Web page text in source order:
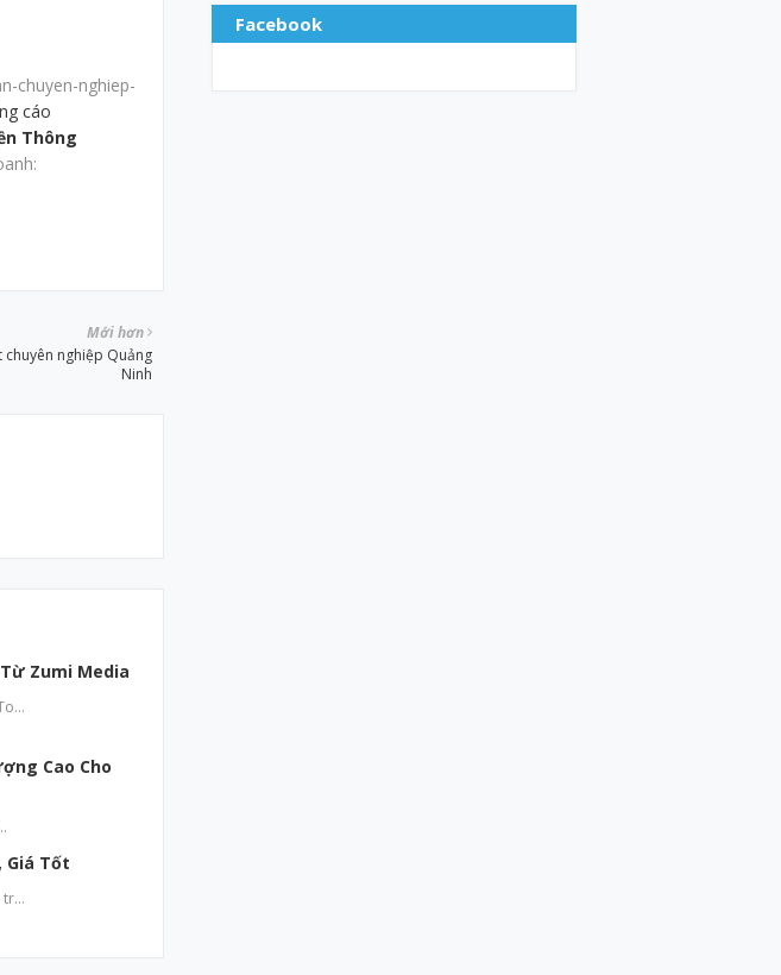
chuyen-nghiep-
cáo
Thông
Mới hơn
chuyên nghiệp Quảng
Ninh
Zumi Media
Cao Cho
Giá Tốt
tr…
Facebook